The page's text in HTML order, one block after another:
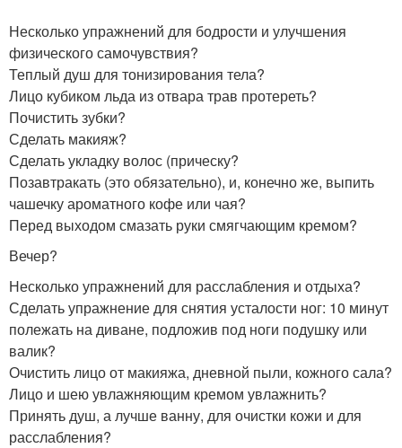
Несколько упражнений для бодрости и улучшения
физического самочувствия?
Теплый душ для тонизирования тела?
Лицо кубиком льда из отвара трав протереть?
Почистить зубки?
Сделать макияж?
Сделать укладку волос (прическу?
Позавтракать (это обязательно), и, конечно же, выпить
чашечку ароматного кофе или чая?
Перед выходом смазать руки смягчающим кремом?
Вечер?
Несколько упражнений для расслабления и отдыха?
Сделать упражнение для снятия усталости ног: 10 минут
полежать на диване, подложив под ноги подушку или
валик?
Очистить лицо от макияжа, дневной пыли, кожного сала?
Лицо и шею увлажняющим кремом увлажнить?
Принять душ, а лучше ванну, для очистки кожи и для
расслабления?